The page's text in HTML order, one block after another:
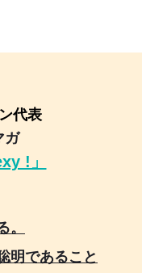
代表
ガ
!」
。
明であること